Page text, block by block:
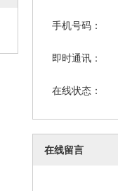
手机号码：
即时通讯：
在线状态：
在线留言